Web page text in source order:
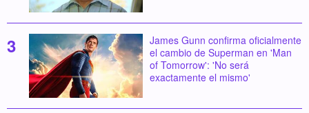
James Gunn confirma oficialmente
el cambio de Superman en 'Man
of Tomorrow': 'No será
exactamente el mismo'